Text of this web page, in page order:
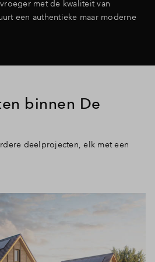
met de kwaliteit van
een authentieke maar moderne
binnen De
deelprojecten, elk met een